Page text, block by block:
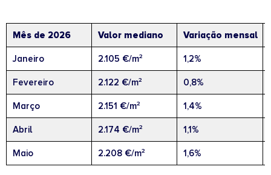
Mês de 2026 Valor mediano Variação mensal
Janeiro 2.105 €/m² 1,2%
Fevereiro 2.122 €/m² 0,8%
Março 2.151 €/m² 1,4%
Abril 2.174 €/m² 1,1%
Maio 2.208 €/m² 1,6%